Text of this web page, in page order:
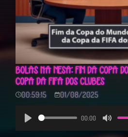
BOLAS NA MESA: FIM DA COPA
COPA DA FIFA DOS CLUBES
00:59:15 01/08/2025
Play
00:00
Mute